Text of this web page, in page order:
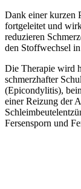
Dank einer kurzen
fortgeleitet und
reduzieren
den Stoffwechsel
Die Therapie wird
schmerzhafter
(Epicondylitis),
einer Reizung der
Fersensporn und